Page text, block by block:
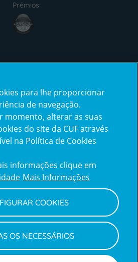
Prémios
award4
certification3
Privacidade e Cookies
Termos e Condições
de Acessibilidade
Informações legais
para lhe proporcionar
de navegação.
momento, alterar as suas
do site da CUF através
na Política de Cookies
informações clique em
Mais Informações
COOKIES
OS NECESSÁRIOS